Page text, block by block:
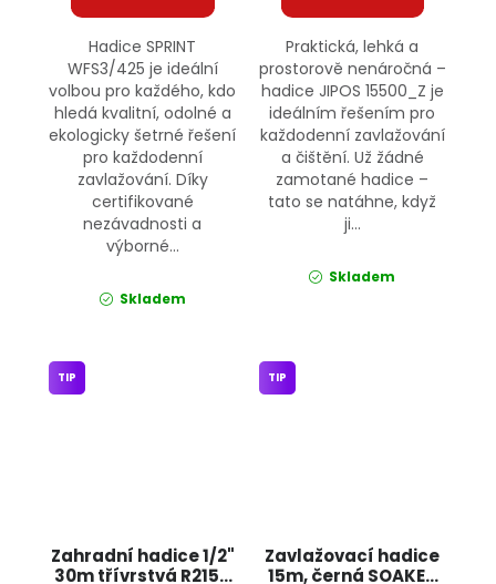
Hadice SPRINT
WFS3/425 je ideální
volbou pro každého, kdo
hledá kvalitní, odolné a
ekologicky šetrné řešení
pro každodenní
zavlažování. Díky
certifikované
nezávadnosti a
výborné...
Skladem
Praktická, lehká a
prostorově nenáročná –
hadice JIPOS 15500_Z je
ideálním řešením pro
každodenní zavlažování
a čištění. Už žádné
zamotané hadice –
tato se natáhne, když
ji...
Skladem
Zahradní hadice 1/2"
30m třívrstvá R2159
TIP
Zavlažovací hadice
15m, černá SOAKER
TIP